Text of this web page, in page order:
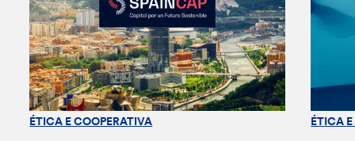
ÉTICA E COOPERATIVA ÉTICA